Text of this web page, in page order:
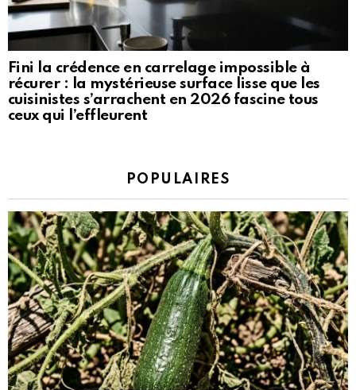
Fini la crédence en carrelage impossible à
récurer : la mystérieuse surface lisse que les
cuisinistes s’arrachent en 2026 fascine tous
ceux qui l’effleurent
POPULAIRES